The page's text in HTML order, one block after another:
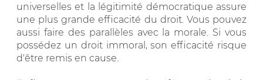
universelles et la légitimité démocratique assure
une plus grande efficacité du droit. Vous pouvez
aussi faire des parallèles avec la morale. Si vous
possédez un droit immoral, son efficacité risque
d'être remis en cause.